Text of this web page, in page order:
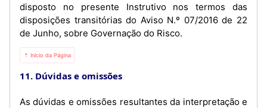
disposto no presente Instrutivo nos termos das
disposições transitórias do Aviso N.º 07/2016 de 22
de Junho, sobre Governação do Risco.
⇡ Início da Página
11. Dúvidas e omissões
As dúvidas e omissões resultantes da interpretação e